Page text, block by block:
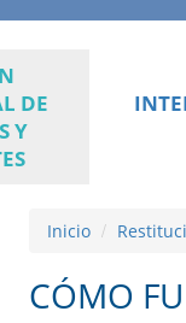
DE
Y
Inicio
CÓMO